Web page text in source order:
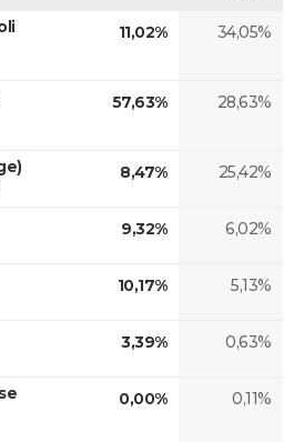
11,02% 34,05%
57,63% 28,63%
8,47% 25,42%
9,32% 6,02%
10,17% 5,13%
3,39% 0,63%
0,00% 0,11%